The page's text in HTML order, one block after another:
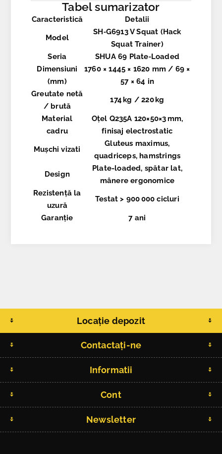
Tabel sumarizator
Caracteristică Detalii
Model
SH‑G6913 V Squat (Hack
Squat Trainer)
Seria
SHUA 69 Plate‑Loaded
Dimensiuni
(mm)
1760 × 1445 × 1620 mm / 69 ×
57 × 64 in
Greutate netă
/ brută
174 kg / 220 kg
Material
cadru
Oțel Q235A 120×50×3 mm,
finisaj electrostatic
Mușchi vizati
Gluteus maximus,
quadriceps, hamstrings
Design
Plate-loaded, spătar lat,
mânere ergonomice
Rezistență la
uzură
Testat > 900 000 cicluri
Garanție 7 ani
Locație depozit
Contactați-ne
Informatii
Cont
Newsletter